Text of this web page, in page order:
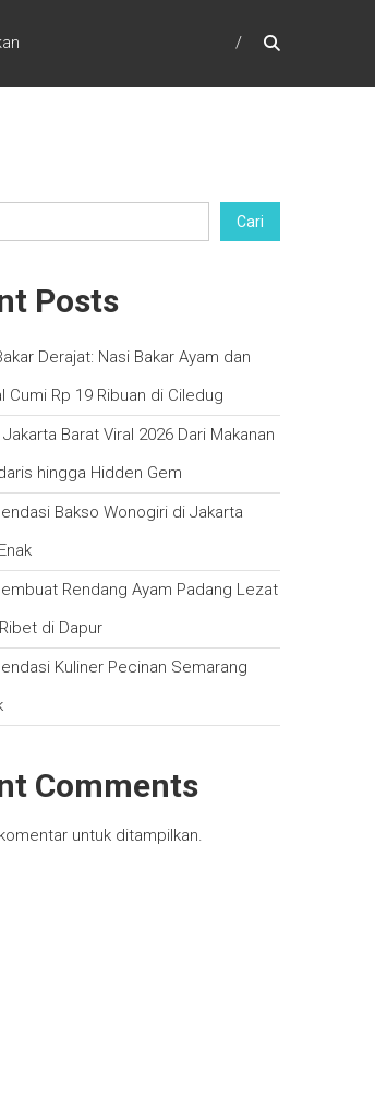
Cari
Posts
Derajat: Nasi Bakar Ayam dan
Cumi Rp 19 Ribuan di Ciledug
Barat Viral 2026 Dari Makanan
hingga Hidden Gem
Bakso Wonogiri di Jakarta
Rendang Ayam Padang Lezat
di Dapur
Kuliner Pecinan Semarang
Comments
untuk ditampilkan.